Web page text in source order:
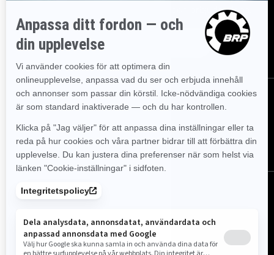
senaste evenemangen, nyheterna och erbjudandena.
Följ oss